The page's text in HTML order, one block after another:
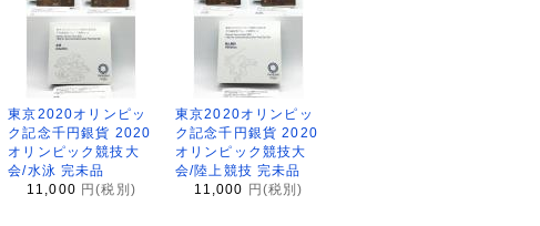
東京2020オリンピッ
ク記念千円銀貨 2020
オリンピック競技大
会/水泳 完未品
11,000 円(税別)
東京2020オリンピッ
ク記念千円銀貨 2020
オリンピック競技大
会/陸上競技 完未品
11,000 円(税別)